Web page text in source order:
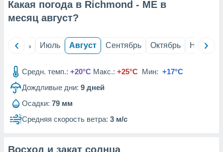
из
данных
Какая погода в Richmond - ME в
месяц август?
Июнь Июль Август Сентябрь Октябрь Ноябрь
Средн. темп.: +20°C Макс.: +25°C Мин: +17°C
Дождливые дни: 9 дней
Осадки: 79 мм
Средняя скорость ветра: 3 м/с
Восход и закат солнца